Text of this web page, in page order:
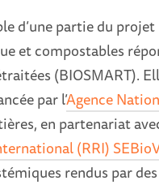
d’une partie du
et compostables
(BIOSMART).
par l’Agence
en partenariat
(RRI)
rendus par